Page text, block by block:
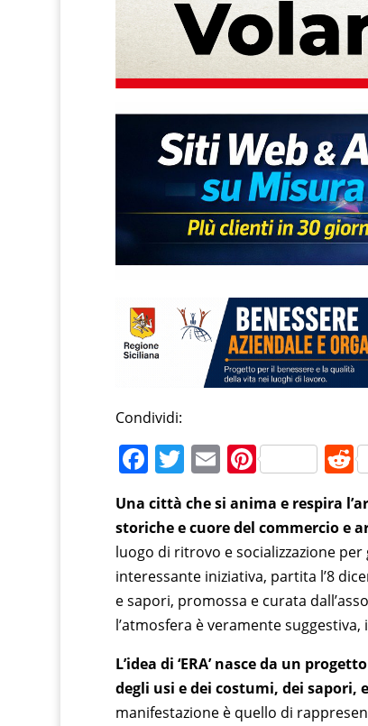
Condividi:
F
a
c
e
b
o
o
k
T
w
itt
er
E
m
ai
l
Pi
er
e
st
e
t
Una città che si anima e respira
storiche e cuore del commercio e
luogo di ritrovo e socializzazione per
interessante iniziativa, partita l’8
e sapori, promossa e curata
l’atmosfera è veramente
L’idea di ‘ERA’ nasce da un
degli usi e dei costumi, dei sapori,
manifestazione è quello di